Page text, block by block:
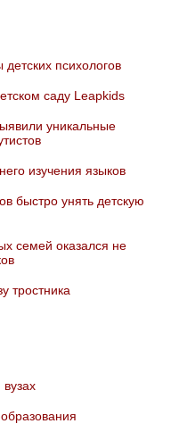
психологов
саду Leapkids
уникальные
изучения языков
быстро унять детскую
семей оказался не
тростника